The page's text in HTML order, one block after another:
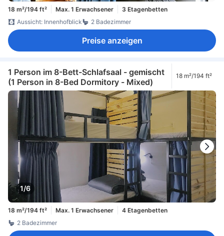
18 m²/194 ft² Max. 1 Erwachsener
3 Etagenbetten
Aussicht: Innenhofblick
2 Badezimmer
Preise anzeigen
1 Person im 8-Bett-Schlafsaal - gemischt
(1 Person in 8-Bed Dormitory - Mixed)
18 m²/194 ft²
1/6
18 m²/194 ft² Max. 1 Erwachsener
4 Etagenbetten
2 Badezimmer